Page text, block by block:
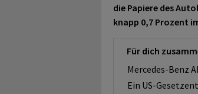
die Papiere des
knapp 0,7 Prozent
Für dich
Mercedes-Benz
Ein US-